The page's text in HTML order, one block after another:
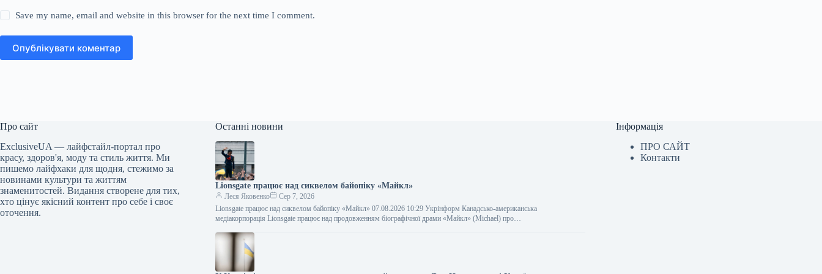
Save my name, email and website in this browser for the next time I comment.
Опублікувати коментар
Про сайт
ExclusiveUA — лайфстайл-портал про
красу, здоров'я, моду та стиль життя. Ми
пишемо лайфхаки для щодня, стежимо за
новинами культури та життям
знаменитостей. Видання створене для тих,
хто цінує якісний контент про себе і своє
оточення.
Останні новини
Lionsgate працює над сиквелом байопіку «Майкл»
Леся Яковенко
Сер 7, 2026
Lionsgate працює над сиквелом байопіку «Майкл» 07.08.2026 10:29 Укрінформ Канадсько-американська
медіакорпорація Lionsgate працює над продовженням біографічної драми «Майкл» (Michael) про…
Інформація
ПРО САЙТ
Контакти